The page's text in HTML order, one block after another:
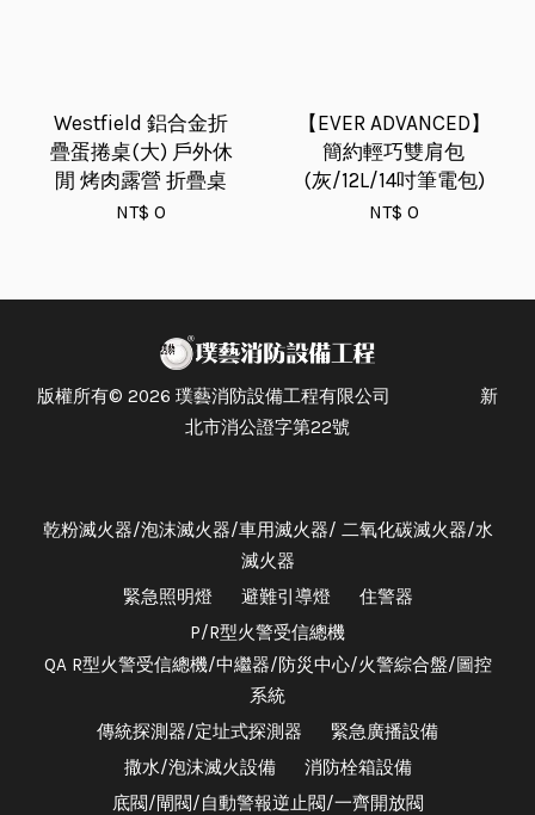
Westfield 鋁合金折
疊蛋捲桌(大) 戶外休
閒 烤肉露營 折疊桌
NT$ 0
【EVER ADVANCED】
簡約輕巧雙肩包
(灰/12L/14吋筆電包)
NT$ 0
版權所有© 2026 璞藝消防設備工程有限公司 新
北市消公證字第22號
乾粉滅火器/泡沫滅火器/車用滅火器/ 二氧化碳滅火器/水
滅火器
緊急照明燈
避難引導燈
住警器
P/R型火警受信總機
QA R型火警受信總機/中繼器/防災中心/火警綜合盤/圖控
系統
傳統探測器/定址式探測器
緊急廣播設備
撒水/泡沫滅火設備
消防栓箱設備
底閥/閘閥/自動警報逆止閥/一齊開放閥